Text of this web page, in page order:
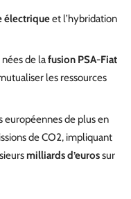
électriqueet l’hybridation
de lafusion PSA-Fiat
les ressources
européennes de plus en
de CO2, impliquant
milliards d’eurossur